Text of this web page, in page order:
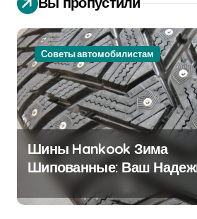
Советы автомобилистам
Шины Hankook Зима
Шипованные: Ваш
Партнёр на Снежных